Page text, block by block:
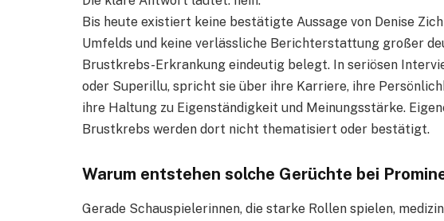
Bis heute existiert keine bestätigte Aussage von Denise
Umfelds und keine verlässliche Berichterstattung großer
Brustkrebs-Erkrankung eindeutig belegt. In seriösen
oder Superillu, spricht sie über ihre Karriere, ihre
ihre Haltung zu Eigenständigkeit und Meinungsstärke.
Brustkrebs werden dort nicht thematisiert oder bestätigt.
Warum entstehen solche Gerüchte bei
Gerade Schauspielerinnen, die starke Rollen spielen,